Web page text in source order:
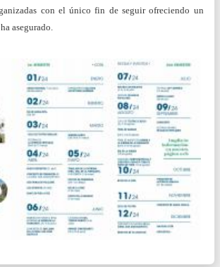
con el único fin de seguir ofreciendo un
asegurado.